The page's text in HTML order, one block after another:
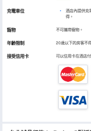
充電車位 •
酒店內提供充
得。
寵物 不可攜帶寵物。
年齡限制 20歲以下的房客不
接受信用卡 可以信用卡在酒店